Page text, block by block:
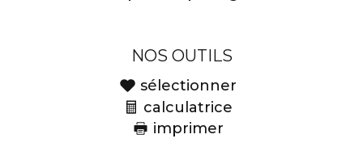
NOS OUTILS
sélectionner
calculatrice
imprimer